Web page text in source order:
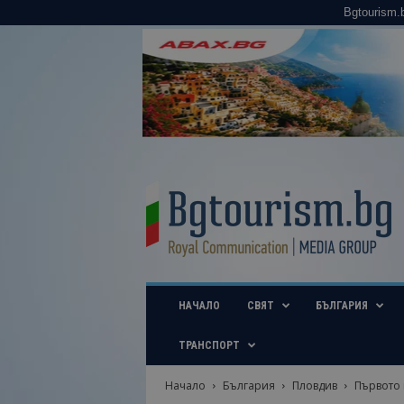
u
i
b
НАЧАЛО СВЯТ БЪЛГАРИЯ
ТРАНСПОРТ
Начало България Пловдив
Първото